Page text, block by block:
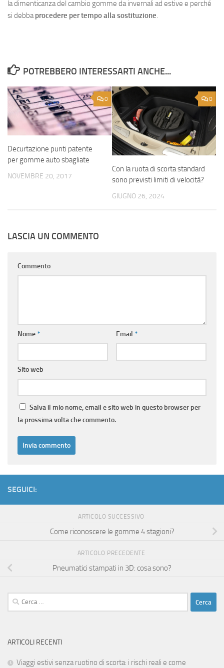
la dimenticanza del cambio gomme da invernali ad estive e perché
si debbaprocedere per tempo alla sostituzione.
POTREBBERO INTERESSARTI ANCHE...
0
Decurtazione punti patente
per gomme auto sbagliate
NOVEMBRE 20, 2017
0
Con la ruota di scorta standard
sono previsti limiti di velocità?
GIUGNO 26, 2024
LASCIA UN COMMENTO
Commento
Nome* Email *
Sito web
Salva il mio nome, email e sito web in questo browser per
la prossima volta che commento.
SEGUICI:
ARTICOLO SUCCESSIVO
Come riconoscere le gomme 4 stagioni?
ARTICOLO PRECEDENTE
Pneumatici stampati in 3D: cosa sono?
Ricerca
per:
ARTICOLI RECENTI
Viaggi estivi senza ruotino di scorta: i rischi reali e come